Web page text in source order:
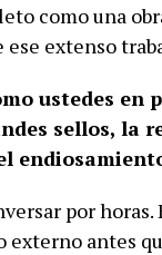
como una
extenso
ustedes en
sellos, la
por
antes